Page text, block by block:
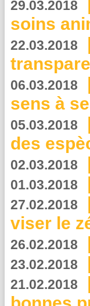
29.03.2018
soins
22.03.2018
06.03.2018
sens à
05.03.2018
des
02.03.2018
01.03.2018
27.02.2018
viser le
26.02.2018
23.02.2018
21.02.2018